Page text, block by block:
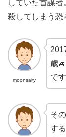
していた首謀
殺してしまう恐
moonsalty
歳
で
そ
す